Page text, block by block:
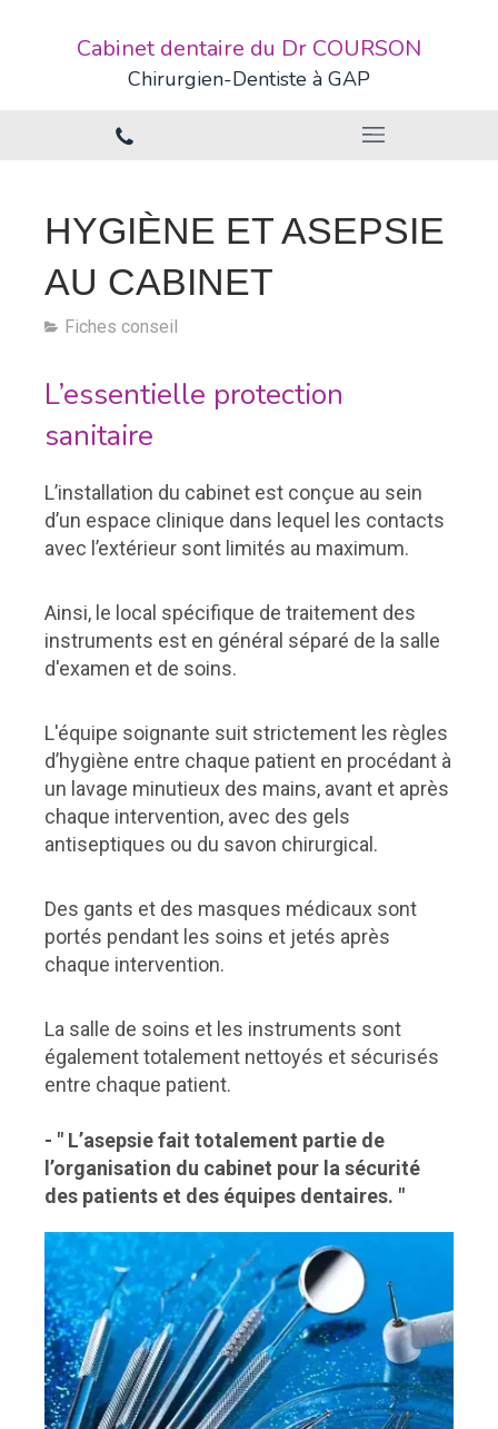
Cabinet dentaire du Dr COURSON
Chirurgien-Dentiste à GAP
HYGIÈNE ET ASEPSIE
AU CABINET
Fiches conseil
L’essentielle protection
sanitaire
L’installation du cabinet est conçue au sein
d’un espace clinique dans lequel les contacts
avec l’extérieur sont limités au maximum.
Ainsi, le local spécifique de traitement des
instruments est en général séparé de la salle
d'examen et de soins.
L'équipe soignante suit strictement les règles
d’hygiène entre chaque patient en procédant à
un lavage minutieux des mains, avant et après
chaque intervention, avec des gels
antiseptiques ou du savon chirurgical.
Des gants et des masques médicaux sont
portés pendant les soins et jetés après
chaque intervention.
La salle de soins et les instruments sont
également totalement nettoyés et sécurisés
entre chaque patient.
- " L’asepsie fait totalement partie de
l’organisation du cabinet pour la sécurité
des patients et des équipes dentaires. "